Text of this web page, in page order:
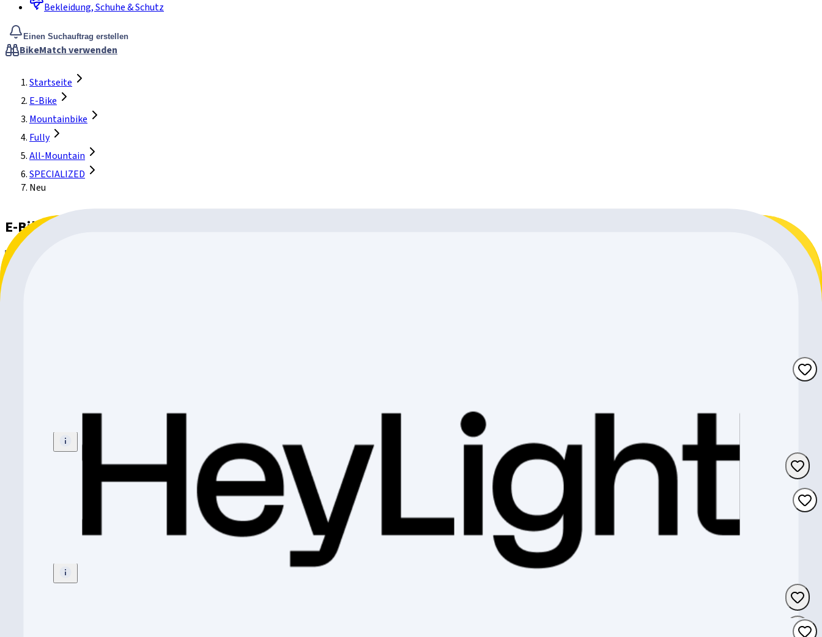
Bekleidung, Schuhe & Schutz
Einen Suchauftrag erstellen
BikeMatch verwenden
Startseite
E-Bike
Mountainbike
Fully
All-Mountain
SPECIALIZED
Neu
E-Bike All-Mountain
Filter
SPECIALIZED Turbo Levo R Expert